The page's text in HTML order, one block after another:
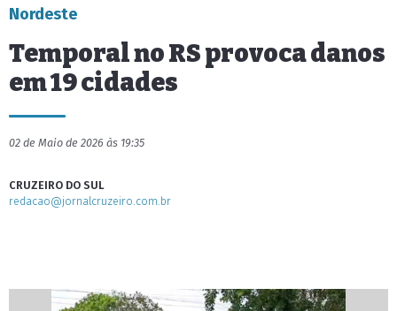
Nordeste
Temporal no RS provoca danos
em 19 cidades
02 de Maio de 2026 às 19:35
CRUZEIRO DO SUL
redacao@jornalcruzeiro.com.br